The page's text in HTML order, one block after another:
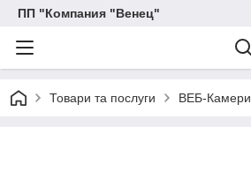
ПП "Компания "Венец"
Товари та послуги ВЕБ-Камери